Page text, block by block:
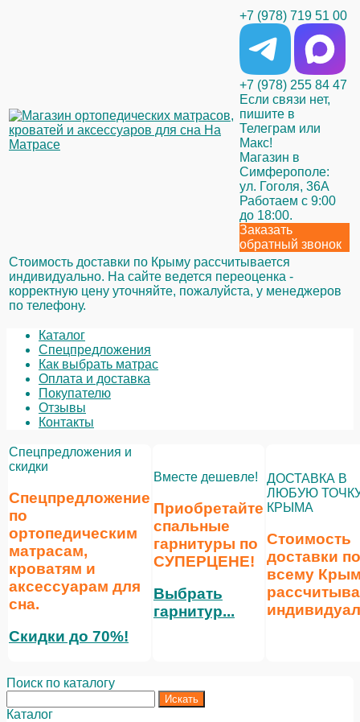
+7 (978) 719 51 00
+7 (978) 255 84 47
Если связи нет,
пишите в
Телеграм или
Макс!
Магазин в
Симферополе:
ул. Гоголя, 36А
Работаем с 9:00
до 18:00.
Заказать
обратный звонок
Стоимость доставки по Крыму рассчитывается
индивидуально. На сайте ведется переоценка -
корректную цену уточняйте, пожалуйста, у менеджеров
по телефону.
Каталог
Спецпредложения
Как выбрать матрас
Оплата и доставка
Покупателю
Отзывы
Контакты
Спецпредложения и
скидки
Спецпредложение
по
ортопедическим
матрасам,
кроватям и
аксессуарам для
сна.
Скидки до 70%!
Вместе дешевле!
Приобретайте
спальные
гарнитуры по
СУПЕРЦЕНЕ!
Выбрать
гарнитур...
ДОСТАВКА В
ЛЮБУЮ
КРЫМА
Стоимость
доставки по
всему
Поиск по каталогу
Каталог